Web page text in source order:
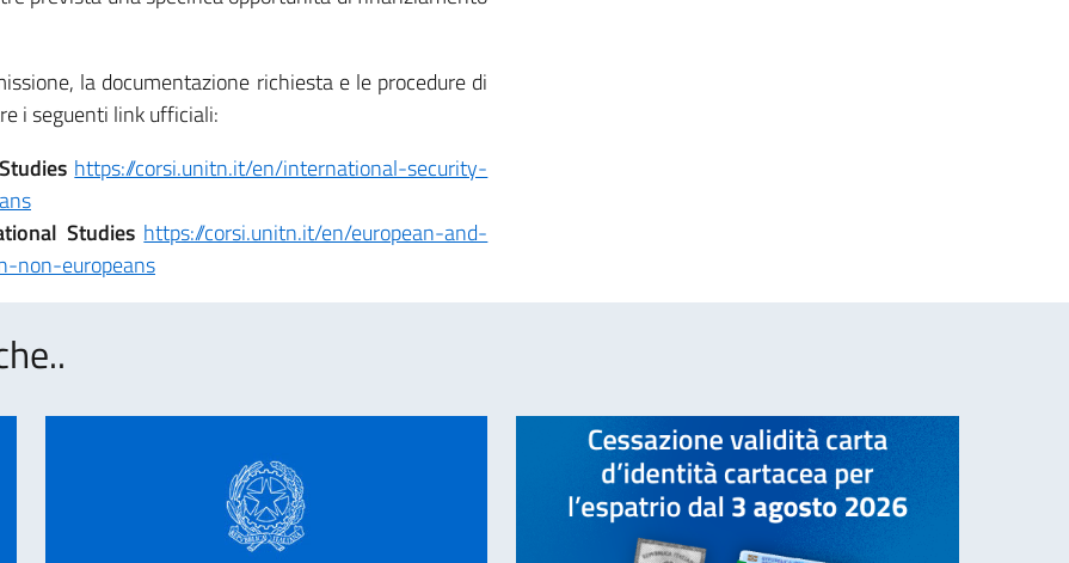
la documentazione richiesta e le procedure di
i seguenti link ufficiali:
https://corsi.unitn.it/en/international-security-
Studies https://corsi.unitn.it/en/european-and-
non-europeans